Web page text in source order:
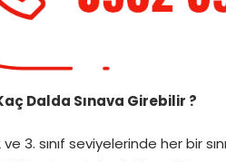
Dalda Sınava Girebilir ?
ve 3. sınıf seviyelerinde her bir